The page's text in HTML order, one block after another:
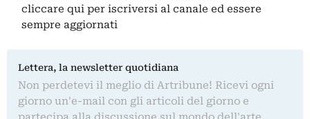
cliccare qui per iscriversi al canale ed essere
sempre aggiornati
Lettera, la newsletter quotidiana
Non perdetevi il meglio di Artribune! Ricevi ogni
giorno un'e-mail con gli articoli del giorno e